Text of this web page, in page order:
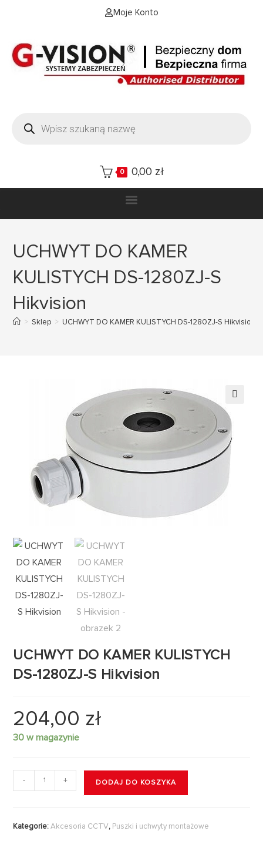
Moje Konto
0 0,00 zł
UCHWYT DO KAMER
KULISTYCH DS-1280ZJ-S
Hikvision
> Sklep > UCHWYT DO KAMER KULISTYCH DS-1280ZJ-S Hikvision
UCHWYT DO KAMER KULISTYCH
DS-1280ZJ-S Hikvision
204,00 zł
30 w magazynie
- + DODAJ DO KOSZYKA
Kategorie:Akcesoria CCTV, Puszki i uchwyty montażowe